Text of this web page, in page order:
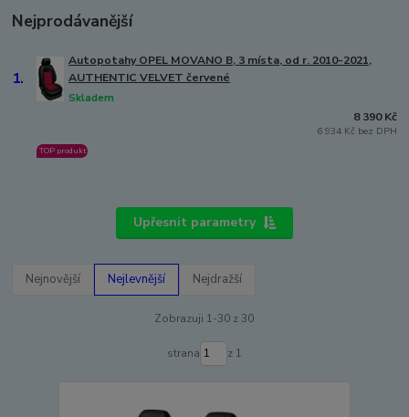
Nejprodávanější
1.
Autopotahy OPEL MOVANO B, 3 místa, od r. 2010-2021,
AUTHENTIC VELVET červené
Skladem
TOP produkt
8 390 Kč
6 934 Kč bez DPH
Upřesnit parametry
Nejnovější Nejlevnější Nejdražší
Zobrazuji 1-30 z 30
strana z 1